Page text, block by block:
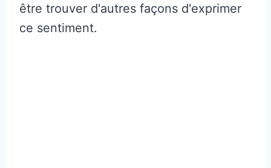
être trouver d'autres façons d'exprimer
ce sentiment.